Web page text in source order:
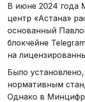
В июне 2024 года
центр «Астана»
основанный
блокчейне
на
Было
нормативным
Однако в